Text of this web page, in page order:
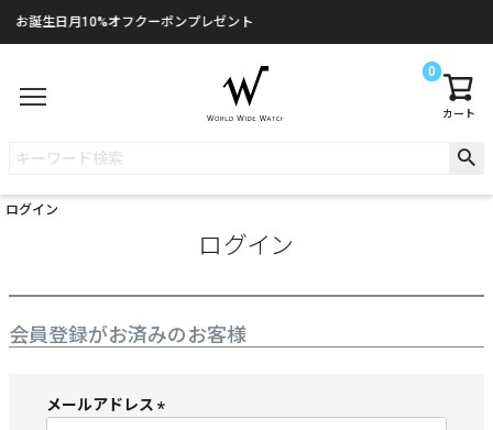
お誕生日月10%オフクーポンプレゼント
カート
0
ログイン
ログイン
会員登録がお済みのお客様
メールアドレス